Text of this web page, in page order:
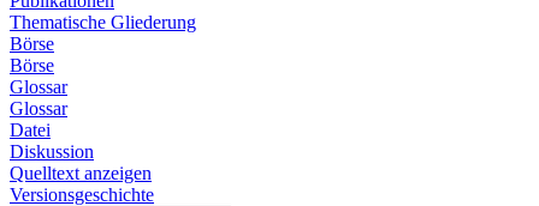
Thematische Gliederung
Börse
Börse
Glossar
Glossar
Datei
Diskussion
Quelltext anzeigen
Versionsgeschichte